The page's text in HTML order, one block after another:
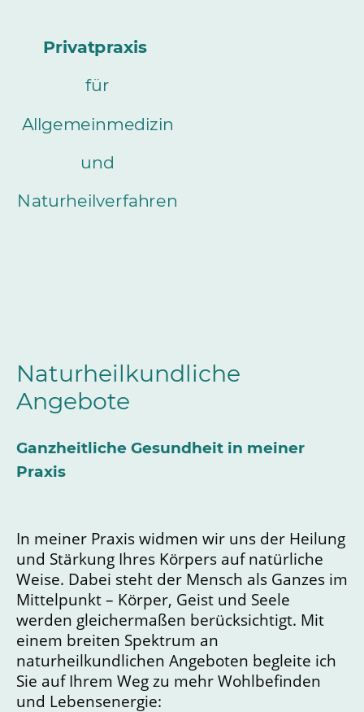
Privatpraxis
für
Allgemeinmedizin
und
Naturheilverfahren
Naturheilkundliche
Angebote
Ganzheitliche Gesundheit in meiner
Praxis
In meiner Praxis widmen wir uns der Heilung
und Stärkung Ihres Körpers auf natürliche
Weise. Dabei steht der Mensch als Ganzes im
Mittelpunkt – Körper, Geist und Seele
werden gleichermaßen berücksichtigt. Mit
einem breiten Spektrum an
naturheilkundlichen Angeboten begleite ich
Sie auf Ihrem Weg zu mehr Wohlbefinden
und Lebensenergie: